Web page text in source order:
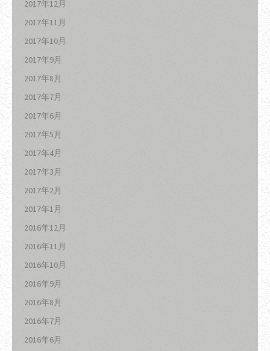
2017年12月
2017年11月
2017年10月
2017年9月
2017年8月
2017年7月
2017年6月
2017年5月
2017年4月
2017年3月
2017年2月
2017年1月
2016年12月
2016年11月
2016年10月
2016年9月
2016年8月
2016年7月
2016年6月